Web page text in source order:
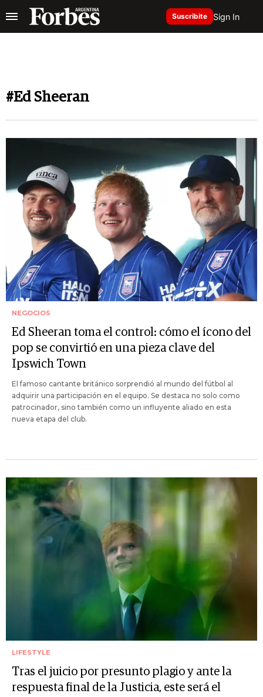
Suscribite Sign In
#Ed Sheeran
NEGOCIOS
Ed Sheeran toma el control: cómo el ícono del
pop se convirtió en una pieza clave del
Ipswich Town
El famoso cantante británico sorprendió al mundo del fútbol al
adquirir una participación en el equipo. Se destaca no solo como
patrocinador, sino también como un influyente aliado en esta
nueva etapa del club.
LIFESTYLE
Tras el juicio por presunto plagio y ante la
respuesta final de la Justicia, este será el